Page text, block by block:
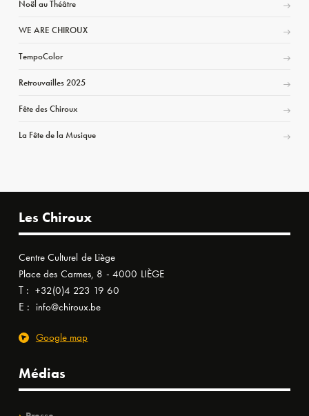
Noël au Théâtre
WE ARE CHIROUX
TempoColor
Retrouvailles 2025
Fête des Chiroux
La Fête de la Musique
Les Chiroux
Centre Culturel de Liège
Place des Carmes, 8 - 4000 LIÈGE
T : +32(0)4 223 19 60
E : info@chiroux.be
Google map
Médias